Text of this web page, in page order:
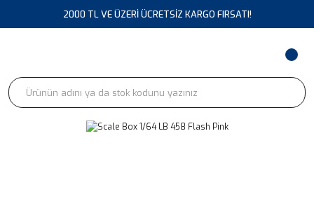
2000 TL VE ÜZERİ ÜCRETSİZ KARGO FIRSATI!